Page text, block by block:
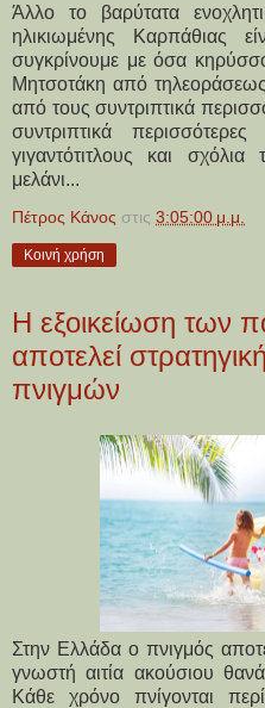
Άλλο το βαρύτατα
ηλικιωμένης Καρπάθιας
συγκρίνουμε με όσα
Μητσοτάκη από
από τους συντριπτικά
συντριπτικά
γιγαντότιτλους και
μελάνι...
Πέτρος Κάνος στις 3:05:00 μ.μ.
Κοινή χρήση
Η εξοικείωση των
αποτελεί
πνιγμών
Στην Ελλάδα ο πνιγμός
γνωστή αιτία ακούσιου
Κάθε χρόνο πνίγονται